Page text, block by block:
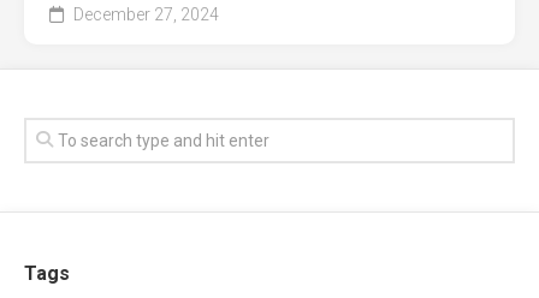
December 27, 2024
Tags